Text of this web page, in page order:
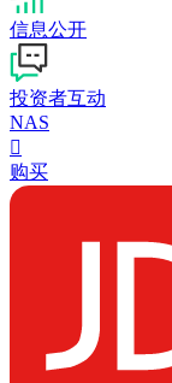
信息公开
投资者互动
NAS

购买